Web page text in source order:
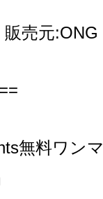
売元:ONG
無料ワン